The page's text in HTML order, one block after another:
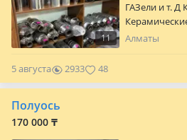
11
ГАЗели и т. Д
хорошим
(Готовый
Надёжное и
Алматы
5 августа 2933 48
Полуось
170 000 ₸